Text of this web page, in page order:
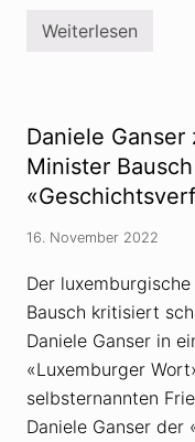
V
h
w
ö
r
u
g
s
h
e
o
r
e
n
u
n
Weiterlesen
Daniele
Minister
16. November 2022
Der
Bausch kritisiert
Daniele Ganser in
«Luxemburger
selbsternannten
Daniele Ganser der